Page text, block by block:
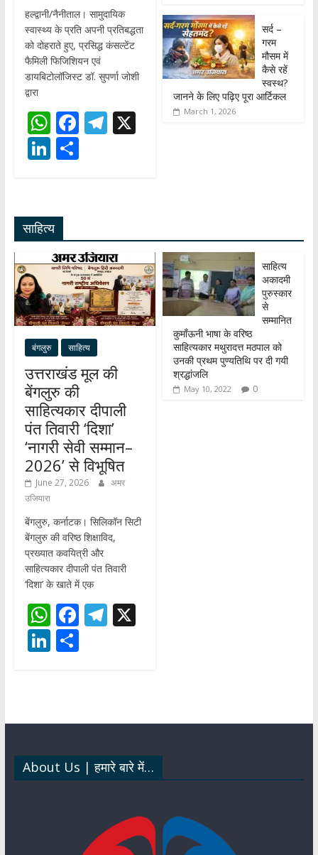
हल्द्वानी/नैनीताल। सामुदायिक
स्वास्थ्य के प्रति अपनी प्रतिबद्धता
को दोहराते हुए, प्रसिद्ध कंसल्टेंट
फैमिली फिजिशियन एवं
डायबिटोलॉजिस्ट डॉ. सुपर्णा जोशी
द्वारा
W
h
at
A
p
p
F
ac
e
o
k
T
m
X
Li
e
dI
n
S
सर्द –
गरम
मौसम में
कैसे रहें
स्वस्थ?
जानने के लिए पढ़िए पूरा आर्टिकल
March 1, 2026
साहित्य
बंगलुरु साहित्य
उत्तराखंड मूल की
बेंगलुरु की
साहित्यकार दीपाली
पंत तिवारी ‘दिशा’
‘नागरी सेवी सम्मान–
2026’ से विभूषित
June 27, 2026
अमर
उजियारा
बेंगलुरु, कर्नाटक। सिलिकॉन सिटी
बेंगलुरु की वरिष्ठ शिक्षाविद,
प्रख्यात कवयित्री और
साहित्यकार दीपाली पंत तिवारी
‘दिशा’ के खाते में एक
W
h
at
p
p
F
ac
e
o
k
T
m
X
Li
dI
n
S
साहित्य
अकादमी
पुरुस्कार
से
सम्मानित
कुमाँऊनी भाषा के वरिष्ठ
साहित्यकार मथुरादत्त मठपाल को
उनकी प्रथम पुण्यतिथि पर दी गयी
श्रद्धांजलि
May 10, 2022 0
About Us | हमारे बारे में…